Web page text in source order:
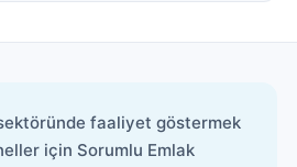
faaliyet göstermek
için Sorumlu Emlak